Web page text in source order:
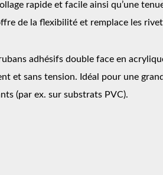
rapide et facile ainsi qu’une
de la flexibilité et remplace les
adhésifs double face en
et sans tension. Idéal pour une
(par ex. sur substrats PVC).